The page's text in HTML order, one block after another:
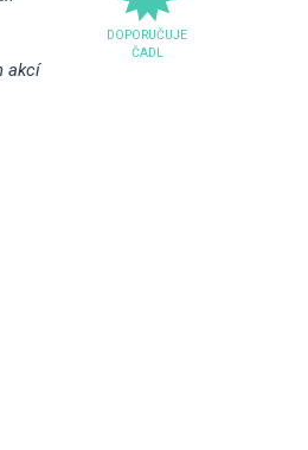
DOPORUČUJE
ČADL
akcí